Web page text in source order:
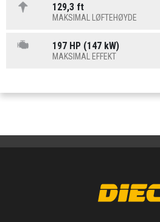
129,3 ft
MAKSIMAL LØFTEHØYDE
197 HP (147 kW)
MAKSIMAL EFFEKT